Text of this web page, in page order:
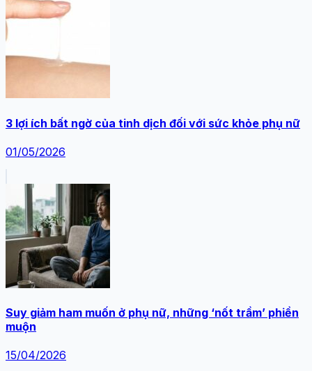
3 lợi ích bất ngờ của tinh dịch đối với sức khỏe phụ nữ
01/05/2026
Suy giảm ham muốn ở phụ nữ, những ‘nốt trầm’ phiền
muộn
15/04/2026